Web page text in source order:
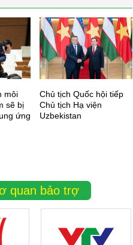
môi
sẽ bị
ứng
Chủ tịch Quốc hội tiếp
Chủ tịch Hạ viện
Uzbekistan
quan bảo trợ